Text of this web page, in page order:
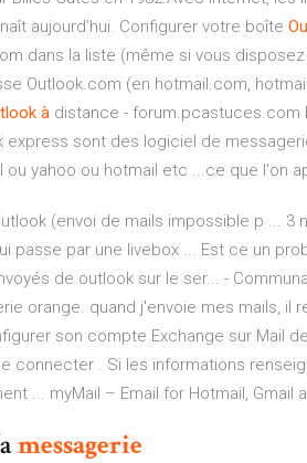
aujourd’hui. Configurer votre boîte
dans la liste (même si vous
Outlook.com (en hotmail.com,
à distance - forum.pcastuces.com
express sont des logiciel de
ou yahoo ou hotmail etc ...ce que l'on
(envoi de mails impossible p ... 3
passe par une livebox ... Est ce un
de outlook sur le ser... -
orange. quand j'envoie mes mails, il
son compte Exchange sur Mail
connecter . Si les informations
... myMail – Email for Hotmail, Gmail
messagerie